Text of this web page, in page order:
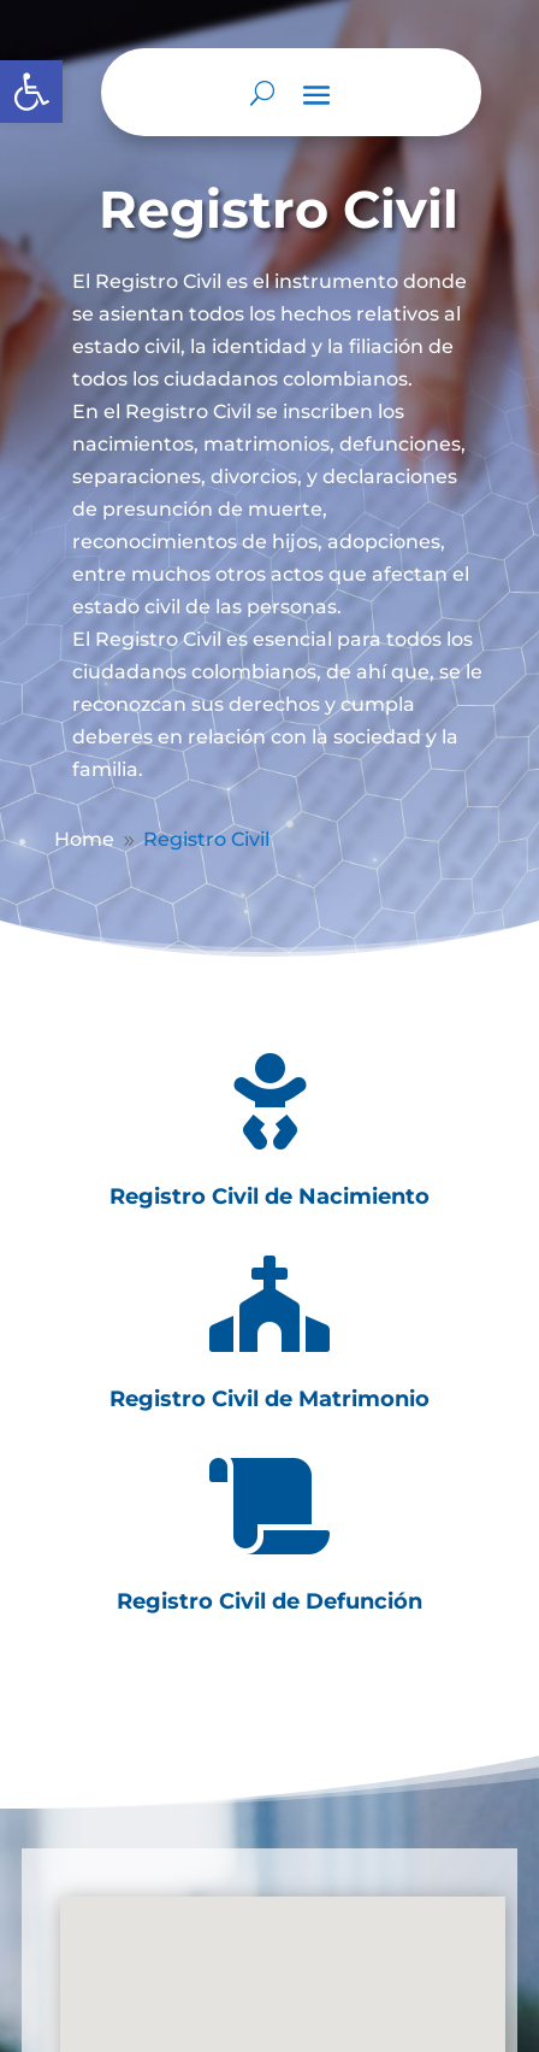
Abrir barra de herramientas
Registro Civil
El Registro Civil es el instrumento donde
se asientan todos los hechos relativos al
estado civil, la identidad y la filiación de
todos los ciudadanos colombianos.
En el Registro Civil se inscriben los
nacimientos, matrimonios, defunciones,
separaciones, divorcios, y declaraciones
de presunción de muerte,
reconocimientos de hijos, adopciones,
entre muchos otros actos que afectan el
estado civil de las personas.
El Registro Civil es esencial para todos los
ciudadanos colombianos, de ahí que, se le
reconozcan sus derechos y cumpla
deberes en relación con la sociedad y la
familia.
Home 9 Registro Civil

Registro Civil de Nacimiento

Registro Civil de Matrimonio

Registro Civil de Defunción